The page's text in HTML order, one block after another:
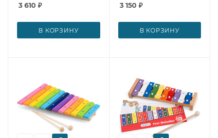
3 610 ₽
В КОРЗИНУ
3 150 ₽
В КОРЗИНУ